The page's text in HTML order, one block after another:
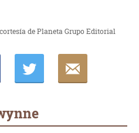
de Planeta Grupo Editorial